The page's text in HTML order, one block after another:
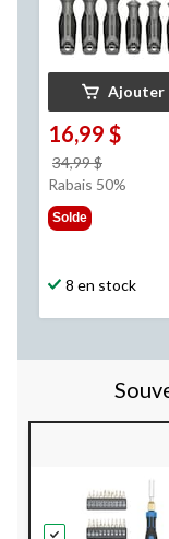
Ajouter
16,99 $
34,99 $
était
Rabais 50%
Solde
8 en stock